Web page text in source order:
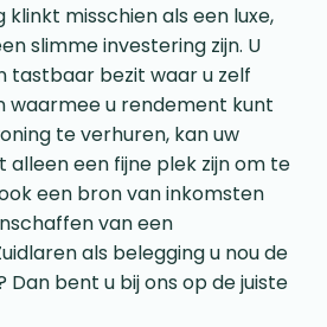
klinkt misschien als een luxe,
slimme investering zijn. U
tastbaar bezit waar u zelf
waarmee u rendement kunt
te verhuren, kan uw
alleen een fijne plek zijn om te
een bron van inkomsten
van een
als belegging u nou de
bent u bij ons op de juiste